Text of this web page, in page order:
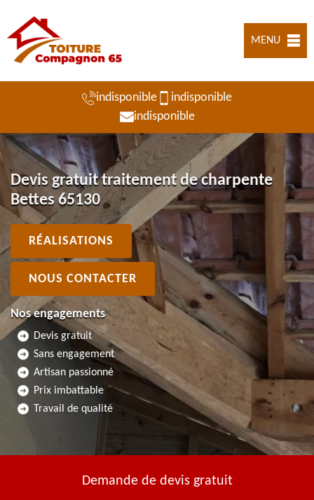
MENU
indisponible
indisponible
indisponible
Devis gratuit traitement de charpente
Bettes 65130
RÉALISATIONS
NOUS CONTACTER
Nos engagements
Devis gratuit
Sans engagement
Artisan passionné
Prix imbattable
Travail de qualité
Demande de devis gratuit